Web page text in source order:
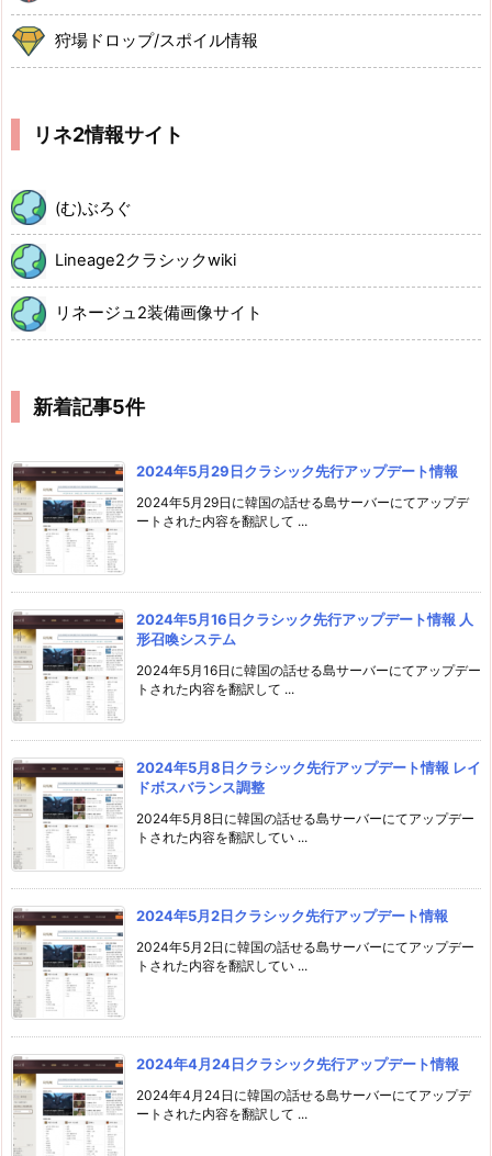
狩場ドロップ/スポイル情報
リネ2情報サイト
(む)ぶろぐ
Lineage2クラシックwiki
リネージュ2装備画像サイト
新着記事5件
2024年5月29日クラシック先行アップデート情報
2024年5月29日に韓国の話せる島サーバーにてアップデ
ートされた内容を翻訳して ...
2024年5月16日クラシック先行アップデート情報 人
形召喚システム
2024年5月16日に韓国の話せる島サーバーにてアップデー
トされた内容を翻訳して ...
2024年5月8日クラシック先行アップデート情報 レイ
ドボスバランス調整
2024年5月8日に韓国の話せる島サーバーにてアップデー
トされた内容を翻訳してい ...
2024年5月2日クラシック先行アップデート情報
2024年5月2日に韓国の話せる島サーバーにてアップデー
トされた内容を翻訳してい ...
2024年4月24日クラシック先行アップデート情報
2024年4月24日に韓国の話せる島サーバーにてアップデ
ートされた内容を翻訳して ...